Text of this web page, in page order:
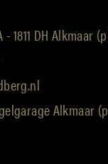
1811 DH Alkmaar
Alkmaar